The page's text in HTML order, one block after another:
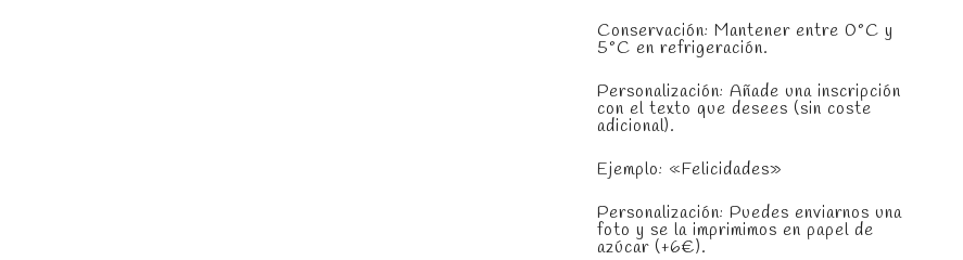
Conservación: Mantener entre 0°C y
5°C en refrigeración.
Personalización: Añade una inscripción
con el texto que desees (sin coste
adicional).
Ejemplo: «Felicidades»
Personalización: Puedes enviarnos una
foto y se la imprimimos en papel de
azúcar (+6€).